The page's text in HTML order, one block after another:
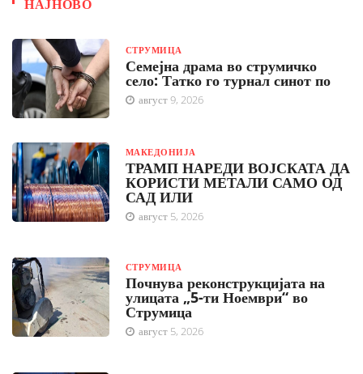
НАЈНОВО
СТРУМИЦА
Семејна драма во струмичко
село: Татко го турнал синот по
август 9, 2026
МАКЕДОНИЈА
ТРАМП НАРЕДИ ВОЈСКАТА ДА
КОРИСТИ МЕТАЛИ САМО ОД
САД ИЛИ
август 5, 2026
СТРУМИЦА
Почнува реконструкцијата на
улицата „5-ти Ноември“ во
Струмица
август 5, 2026